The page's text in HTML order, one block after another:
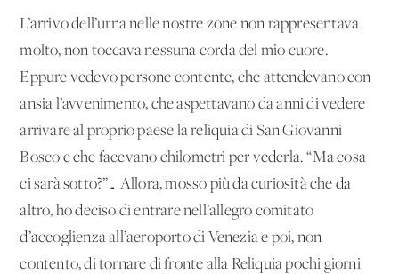
L’arrivo dell’urna nelle nostre zone non rappresentava
molto, non toccava nessuna corda del mio cuore.
Eppure vedevo persone contente, che attendevano con
ansia l’avvenimento, che aspettavano da anni di vedere
arrivare al proprio paese la reliquia di San Giovanni
Bosco e che facevano chilometri per vederla. “Ma cosa
ci sarà sotto?”… Allora, mosso più da curiosità che da
altro, ho deciso di entrare nell’allegro comitato
d’accoglienza all’aeroporto di Venezia e poi, non
contento, di tornare di fronte alla Reliquia pochi giorni